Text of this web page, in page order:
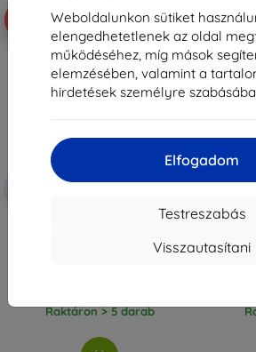
Weboldalunkon sütiket
elengedhetetlenek az oldal
működéséhez, míg mások
elemzésében, valamint a
hirdetések személyre
Elfogadom
Testreszabás
Visszautasítani
Kedvezmény
Native Union WFA Stow Lite
(STOW-LT-MBS-NAV-16)
Raktáron > 5 darab
-10%
3MK